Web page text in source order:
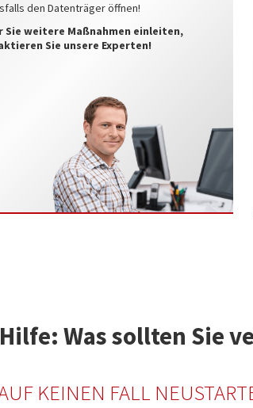
den Datenträger öffnen!
Sie weitere Maßnahmen einleiten,
Sie unsere Experten!
Was sollten Sie
KEINEN FALL